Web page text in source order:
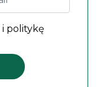
i politykę